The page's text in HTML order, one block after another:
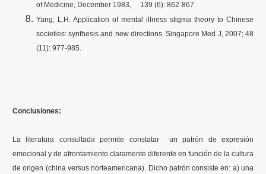
of Medicine, December 1983, 139 (6): 862-867.
Yang, L.H. Application of mental illness stigma theory to Chinese
societies: synthesis and new directions. Singapore Med J, 2007; 48
(11): 977-985.
Conclusiones:
La literatura consultada permite constatar un patrón de expresión
emocional y de afrontamiento claramente diferente en función de la cultura
de origen (china versus norteamericana). Dicho patrón consiste en: a) una